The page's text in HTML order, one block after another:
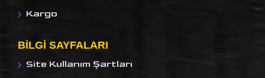
Kargo
BILGI SAYFALARI
Site Kullanım Şartları